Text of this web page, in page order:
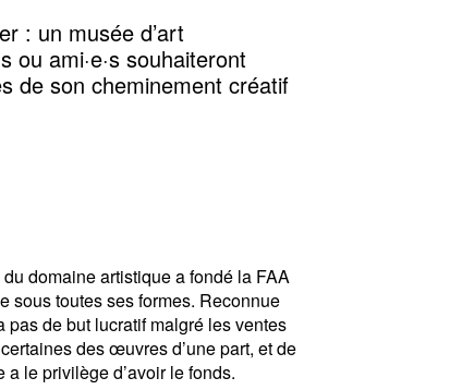
: un musée d’art
ou ami·e·s souhaiteront
de son cheminement créatif
domaine artistique a fondé la FAA
sous toutes ses formes. Reconnue
pas de but lucratif malgré les ventes
des œuvres d’une part, et de
le privilège d’avoir le fonds.